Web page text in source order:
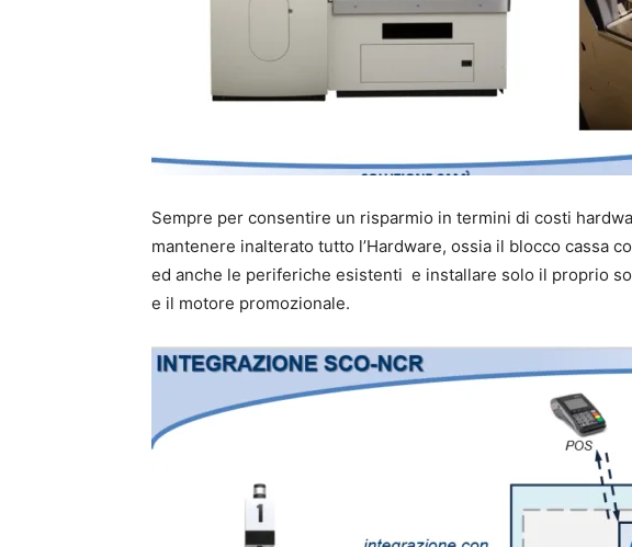
Sempre per consentire un risparmio in termini di costi
mantenere inalterato tutto l’Hardware, ossia il blocco cassa
ed anche le periferiche esistenti e installare solo il proprio
e il motore promozionale.